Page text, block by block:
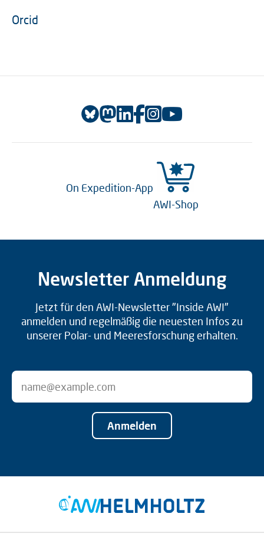
Orcid
On Expedition-App
AWI-Shop
Newsletter Anmeldung
Jetzt für den AWI-Newsletter "Inside AWI"
anmelden und regelmäßig die neuesten Infos zu
unserer Polar- und Meeresforschung erhalten.
Anmelden